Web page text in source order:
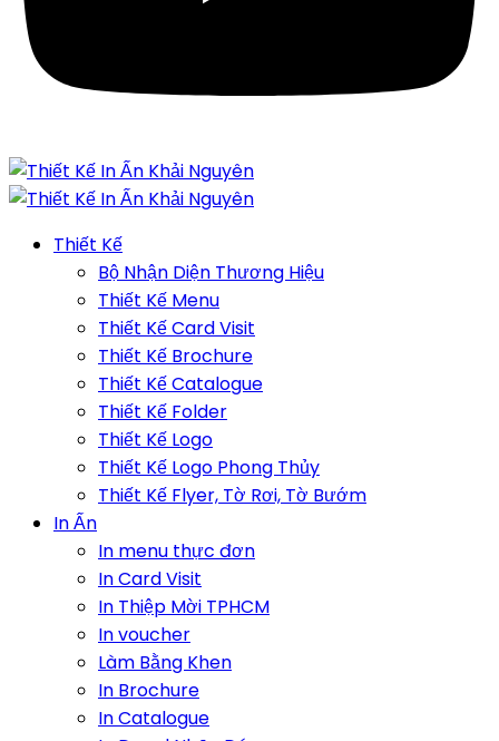
Thiết Kế
Bộ Nhận Diện Thương Hiệu
Thiết Kế Menu
Thiết Kế Card Visit
Thiết Kế Brochure
Thiết Kế Catalogue
Thiết Kế Folder
Thiết Kế Logo
Thiết Kế Logo Phong Thủy
Thiết Kế Flyer, Tờ Rơi, Tờ Bướm
In Ấn
In menu thực đơn
In Card Visit
In Thiệp Mời TPHCM
In voucher
Làm Bằng Khen
In Brochure
In Catalogue